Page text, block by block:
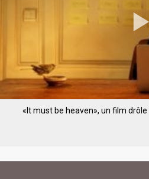
«It must be heaven», un film